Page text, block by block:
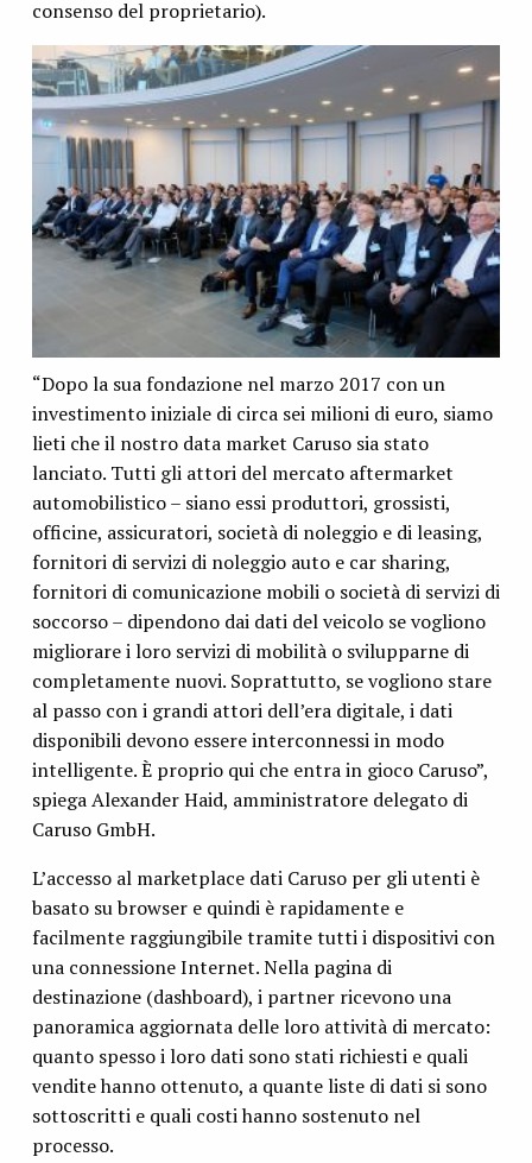
consenso del proprietario).
“Dopo la sua fondazione nel marzo 2017 con un
investimento iniziale di circa sei milioni di euro, siamo
lieti che il nostro data market Caruso sia stato
lanciato. Tutti gli attori del mercato aftermarket
automobilistico – siano essi produttori, grossisti,
officine, assicuratori, società di noleggio e di leasing,
fornitori di servizi di noleggio auto e car sharing,
fornitori di comunicazione mobili o società di servizi di
soccorso – dipendono dai dati del veicolo se vogliono
migliorare i loro servizi di mobilità o svilupparne di
completamente nuovi. Soprattutto, se vogliono stare
al passo con i grandi attori dell’era digitale, i dati
disponibili devono essere interconnessi in modo
intelligente. È proprio qui che entra in gioco Caruso”,
spiega Alexander Haid, amministratore delegato di
Caruso GmbH.
L’accesso al marketplace dati Caruso per gli utenti è
basato su browser e quindi è rapidamente e
facilmente raggiungibile tramite tutti i dispositivi con
una connessione Internet. Nella pagina di
destinazione (dashboard), i partner ricevono una
panoramica aggiornata delle loro attività di mercato:
quanto spesso i loro dati sono stati richiesti e quali
vendite hanno ottenuto, a quante liste di dati si sono
sottoscritti e quali costi hanno sostenuto nel
processo.